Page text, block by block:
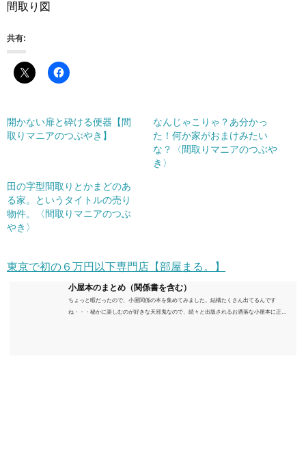
間取り図
共有:
開かない扉と砕ける便器【間
取りマニアのつぶやき】
なんじゃこりゃ？あ分かっ
た！何か家がおまけみたい
な？〈間取りマニアのつぶや
き〉
田の字型間取りとかまどのあ
る家。というタイトルの売り
物件。〈間取りマニアのつぶ
やき〉
東京で初の６万円以下専門店【部屋まる。】
小屋本のまとめ（関係書を含む）
ちょっと暇だったので、小屋関係の本を集めてみました。結構たくさん出てるんです
ね・・・秘かに楽しむのが好きな天邪鬼なので、続々と出版されるお洒落な小屋本に正直